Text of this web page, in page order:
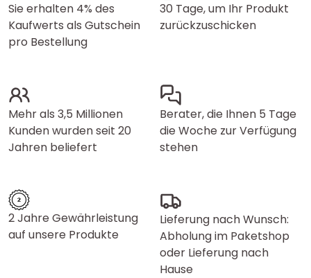
Sie erhalten 4% des
Kaufwerts als Gutschein
pro Bestellung
30 Tage, um Ihr Produkt
zurückzuschicken
Mehr als 3,5 Millionen
Kunden wurden seit 20
Jahren beliefert
Berater, die Ihnen 5 Tage
die Woche zur Verfügung
stehen
2 Jahre Gewährleistung
auf unsere Produkte
Lieferung nach Wunsch:
Abholung im Paketshop
oder Lieferung nach
Hause